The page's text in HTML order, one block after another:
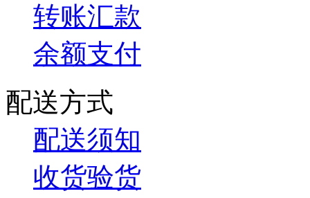
转账汇款
余额支付
配送方式
配送须知
收货验货